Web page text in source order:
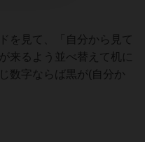
を見て、「自分から見て
来るよう並べ替えて机に
数字ならば黒が(自分か